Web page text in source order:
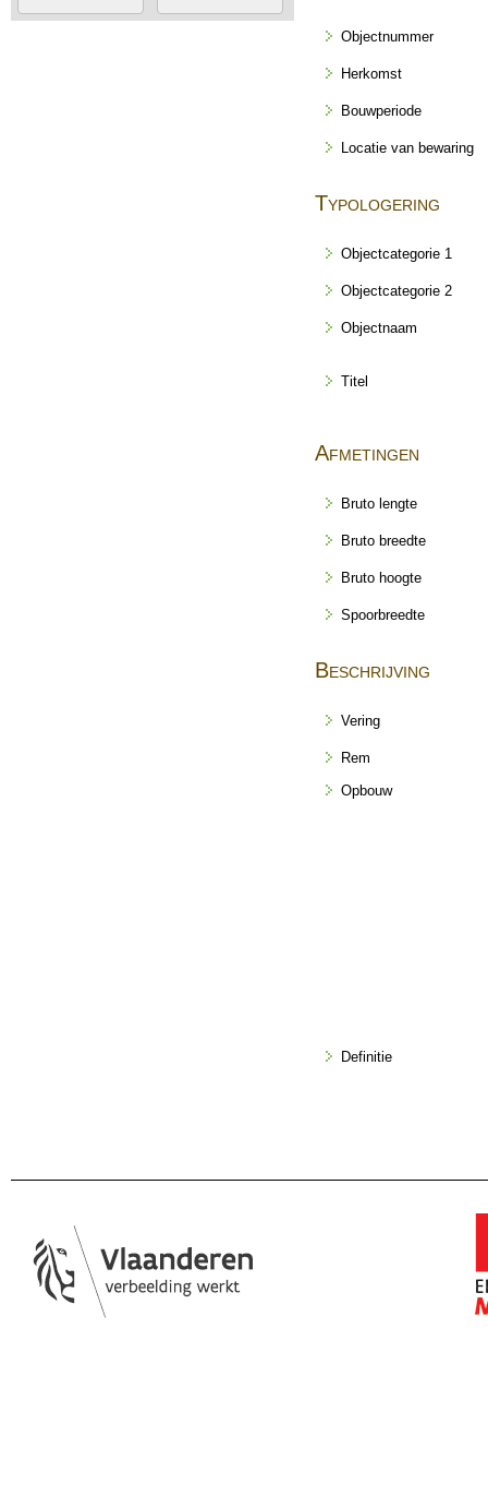
Objectnummer
Herkomst
Bouwperiode
Locatie van bewaring
Typologering
Objectcategorie 1
Objectcategorie 2
Objectnaam
Titel
Afmetingen
Bruto lengte
Bruto breedte
Bruto hoogte
Spoorbreedte
Beschrijving
Vering
Rem
Opbouw
Definitie